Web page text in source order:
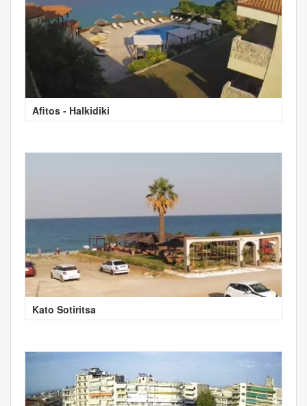
Afitos - Halkidiki
Kato Sotiritsa